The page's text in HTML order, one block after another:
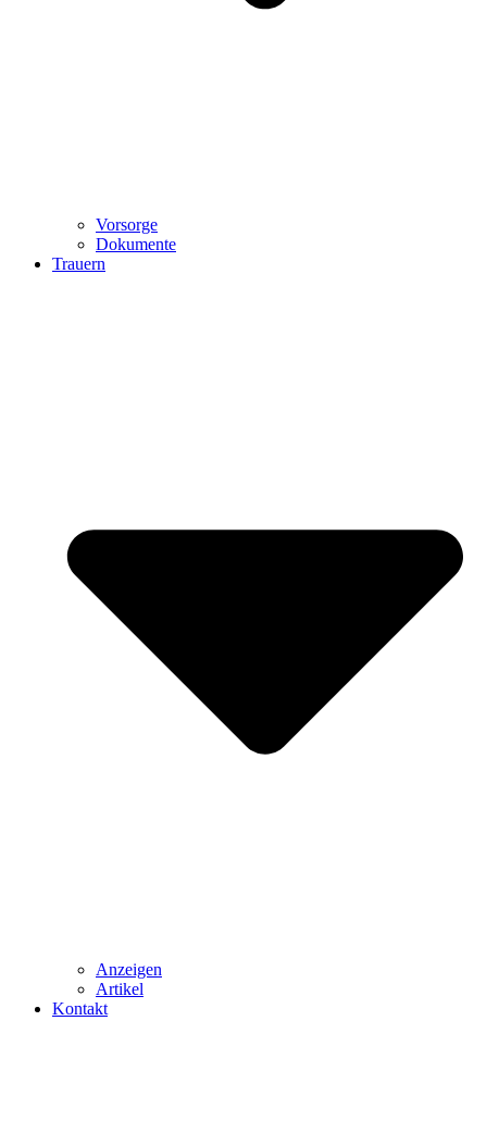
Vorsorge
Dokumente
Trauern
Anzeigen
Artikel
Kontakt